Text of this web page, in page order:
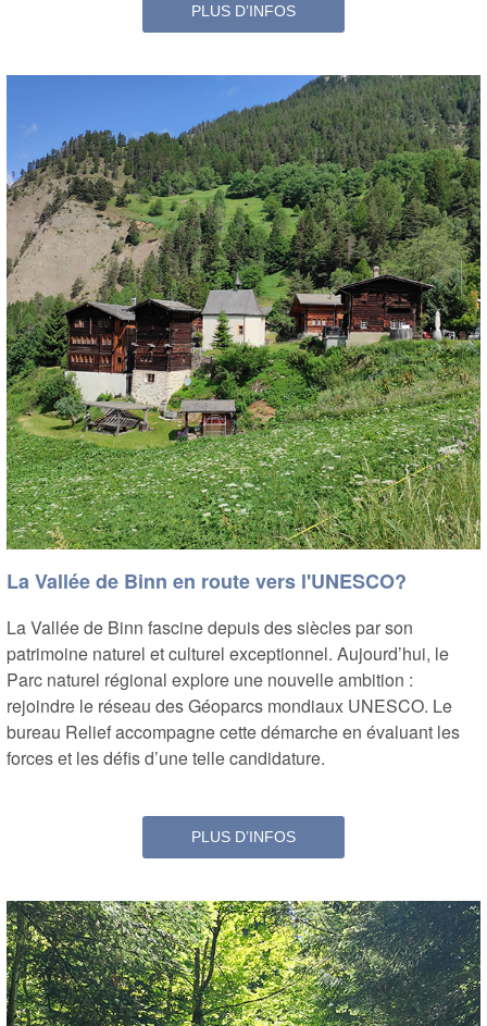
PLUS D’INFOS
La Vallée de Binn en route vers l'UNESCO?
La Vallée de Binn fascine depuis des siècles par son
patrimoine naturel et culturel exceptionnel. Aujourd’hui, le
Parc naturel régional explore une nouvelle ambition :
rejoindre le réseau des Géoparcs mondiaux UNESCO. Le
bureau Relief accompagne cette démarche en évaluant les
forces et les défis d’une telle candidature.
PLUS D’INFOS